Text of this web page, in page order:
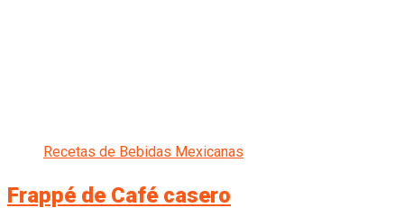
Recetas de Bebidas Mexicanas
Frappé de Café casero